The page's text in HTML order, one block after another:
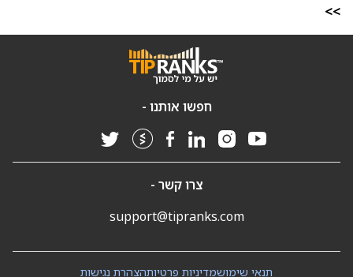
>>
חפשו אותנו -
צרו קשר -
support@tipranks.com
הצהרת נגישותמדיניות פרטיותתנאי שימוש